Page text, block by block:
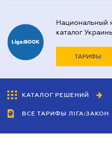
Национальный
каталог
ТАРИФЫ
КАТАЛОГ РЕШЕНИЙ
ВСЕ ТАРИФЫ ЛІГА:ЗАКОН